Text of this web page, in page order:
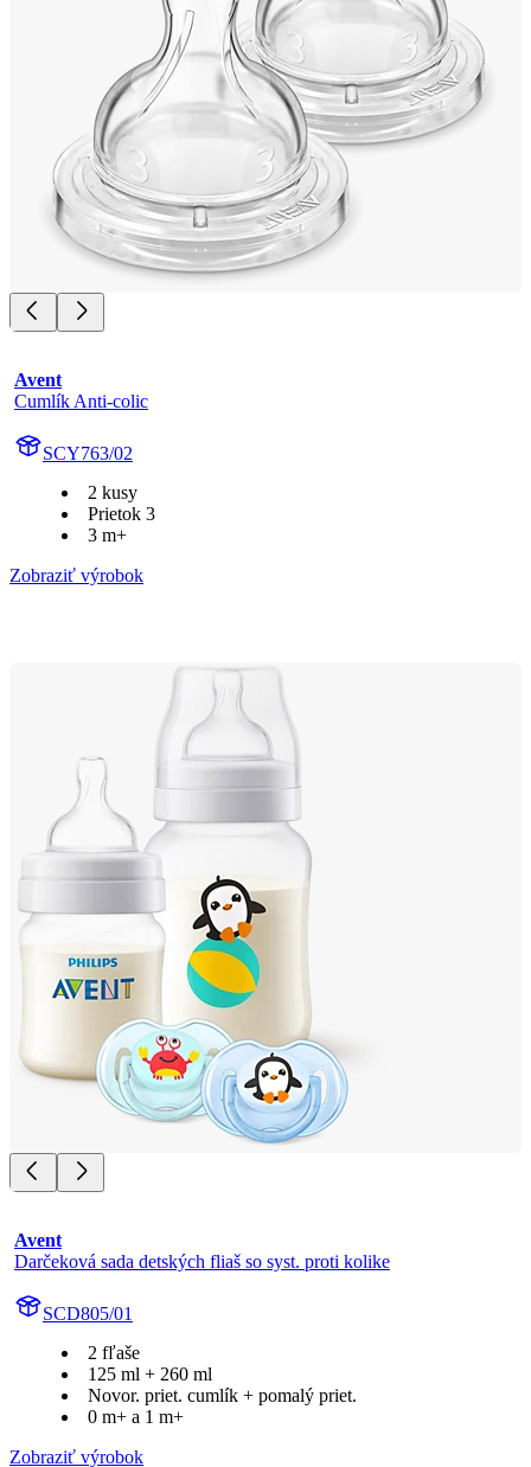
Avent
Cumlík Anti-colic
SCY763/02
2 kusy
Prietok 3
3 m+
Zobraziť výrobok
Avent
Darčeková sada detských fliaš so syst. proti kolike
SCD805/01
2 fľaše
125 ml + 260 ml
Novor. priet. cumlík + pomalý priet.
0 m+ a 1 m+
Zobraziť výrobok